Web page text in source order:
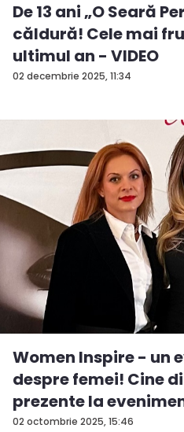
02 decembrie 2025, 11:34
De 13 ani „O Seară
căldură! Cele mai
ultimul an - VIDEO
02 octombrie 2025, 15:46
Women Inspire - un
despre femei! Cine
prezente la
fos...